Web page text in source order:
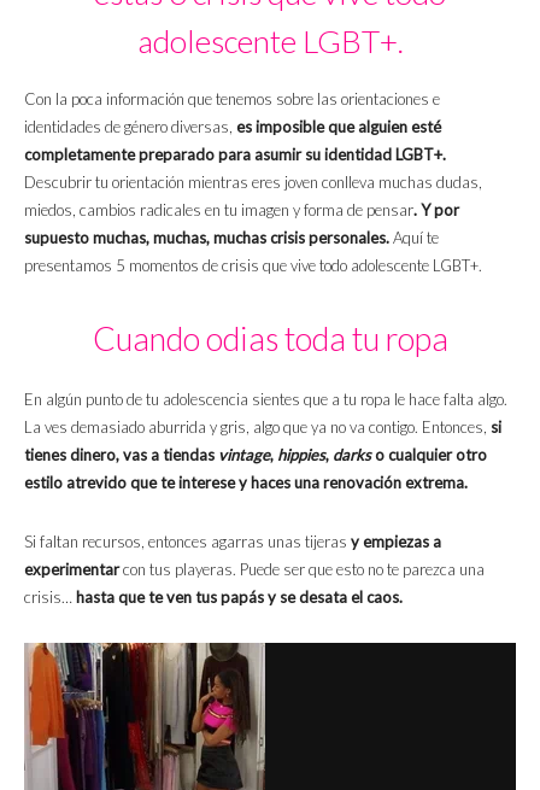
adolescente LGBT+.
Con la poca información que tenemos sobre las orientaciones e
identidades de género diversas, es imposible que alguien esté
completamente preparado para asumir su identidad LGBT+.
Descubrir tu orientación mientras eres joven conlleva muchas dudas,
miedos, cambios radicales en tu imagen y forma de pensar. Y por
supuesto muchas, muchas, muchas crisis personales.Aquí te
presentamos 5 momentos de crisis que vive todo adolescente LGBT+.
Cuando odias toda tu ropa
En algún punto de tu adolescencia sientes que a tu ropa le hace falta algo.
La ves demasiado aburrida y gris, algo que ya no va contigo. Entonces, si
tienes dinero, vas a tiendas vintage, hippies, darkso cualquier otro
estilo atrevido que te interese y haces una renovación extrema.
Si faltan recursos, entonces agarras unas tijeras y empiezas a
experimentarcon tus playeras. Puede ser que esto no te parezca una
crisis… hasta que te ven tus papás y se desata el caos.